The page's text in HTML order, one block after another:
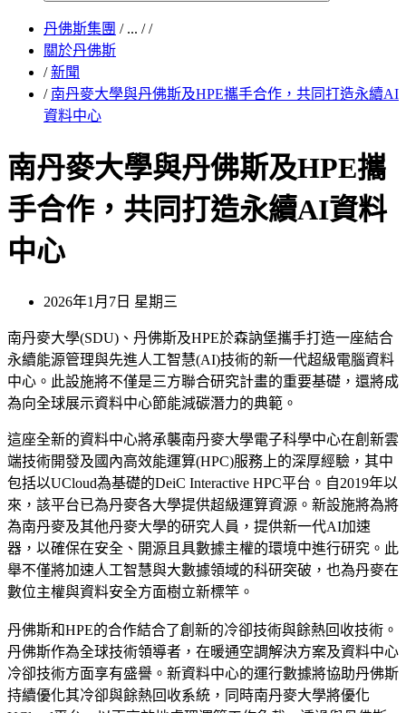
丹佛斯集團 /... / /
關於丹佛斯
/ 新聞
/ 南丹麥大學與丹佛斯及HPE攜手合作，共同打造永續AI
資料中心
南丹麥大學與丹佛斯及HPE攜
手合作，共同打造永續AI資料
中心
2026年1月7日 星期三
南丹麥大學(SDU)、丹佛斯及HPE於森訥堡攜手打造一座結合
永續能源管理與先進人工智慧(AI)技術的新一代超級電腦資料
中心。此設施將不僅是三方聯合研究計畫的重要基礎，還將成
為向全球展示資料中心節能減碳潛力的典範。
這座全新的資料中心將承襲南丹麥大學電子科學中心在創新雲
端技術開發及國內高效能運算(HPC)服務上的深厚經驗，其中
包括以UCloud為基礎的DeiC Interactive HPC平台。自2019年以
來，該平台已為丹麥各大學提供超級運算資源。新設施將為將
為南丹麥及其他丹麥大學的研究人員，提供新一代AI加速
器，以確保在安全、開源且具數據主權的環境中進行研究。此
舉不僅將加速人工智慧與大數據領域的科研突破，也為丹麥在
數位主權與資料安全方面樹立新標竿。
丹佛斯和HPE的合作結合了創新的冷卻技術與餘熱回收技術。
丹佛斯作為全球技術領導者，在暖通空調解決方案及資料中心
冷卻技術方面享有盛譽。新資料中心的運行數據將協助丹佛斯
持續優化其冷卻與餘熱回收系統，同時南丹麥大學將優化